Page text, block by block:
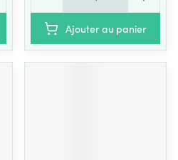
Ajouter au panier